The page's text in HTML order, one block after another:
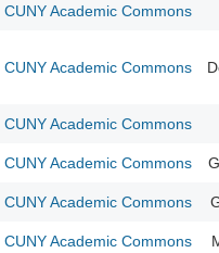
CUNY Academic Commons
CUNY Academic Commons
CUNY Academic Commons
CUNY Academic Commons
CUNY Academic Commons
CUNY Academic Commons